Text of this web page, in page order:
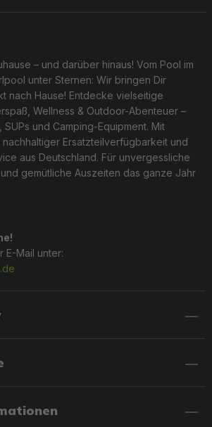
– und darüber hinaus! Vom Pool im
unter Sternen: Wir bringen Dir
nach Hause! Entdecke vielseitige
Wellness & Outdoor-Abenteuer –
und Camping-Equipment. Mit
nachhaltiger Ersatzteilverfügbarkeit und
aus Deutschland. Für unvergessliche
gemütliche Auszeiten das ganze Jahr
E-Mail unter: